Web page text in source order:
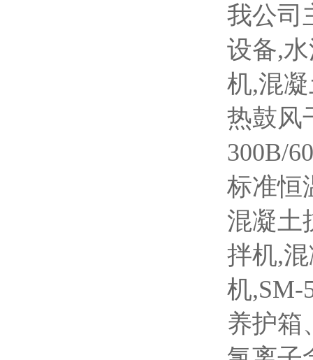
我公司
设备,
机,混
热鼓风
300B/
标准恒
混凝土
拌机,
机,SM-
养护箱